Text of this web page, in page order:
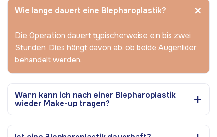
Wie lange dauert eine Blepharoplastik?
Die Operation dauert typischerweise ein bis zwei
Stunden. Dies hängt davon ab, ob beide Augenlider
behandelt werden.
Wann kann ich nach einer Blepharoplastik
wieder Make-up tragen?